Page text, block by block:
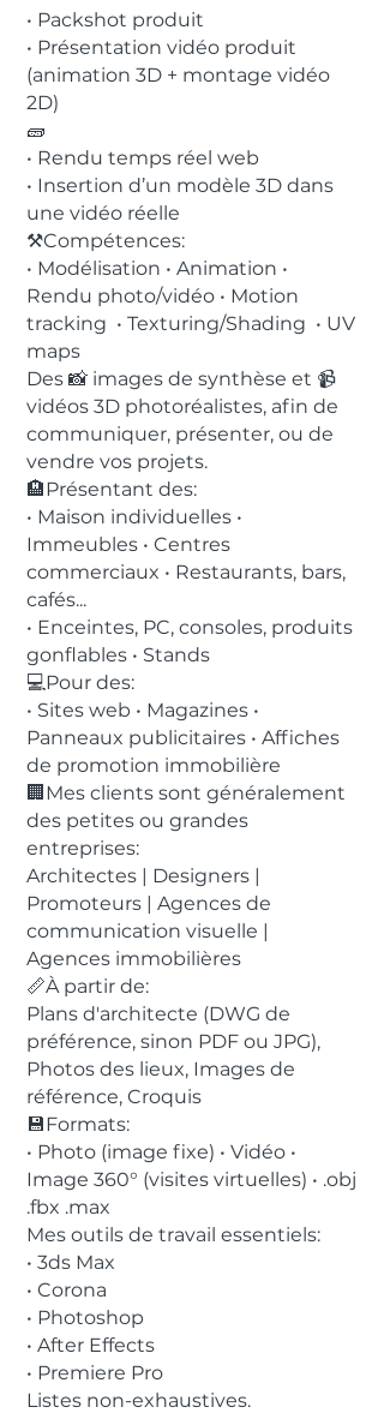
• Packshot produit
• Présentation vidéo produit
(animation 3D + montage vidéo
2D)
🧱
• Rendu temps réel web
• Insertion d’un modèle 3D dans
une vidéo réelle
⚒️Compétences:
• Modélisation • Animation •
Rendu photo/vidéo • Motion
tracking • Texturing/Shading • UV
maps
Des 📸 images de synthèse et 📹
vidéos 3D photoréalistes, afin de
communiquer, présenter, ou de
vendre vos projets.
🏨Présentant des:
• Maison individuelles •
Immeubles • Centres
commerciaux • Restaurants, bars,
cafés...
• Enceintes, PC, consoles, produits
gonflables • Stands
💻Pour des:
• Sites web • Magazines •
Panneaux publicitaires • Affiches
de promotion immobilière
🏢Mes clients sont généralement
des petites ou grandes
entreprises:
Architectes | Designers |
Promoteurs | Agences de
communication visuelle |
Agences immobilières
📏À partir de:
Plans d'architecte (DWG de
préférence, sinon PDF ou JPG),
Photos des lieux, Images de
référence, Croquis
💾Formats:
• Photo (image fixe) • Vidéo •
Image 360° (visites virtuelles) • .obj
.fbx .max
Mes outils de travail essentiels:
• 3ds Max
• Corona
• Photoshop
• After Effects
• Premiere Pro
Listes non-exhaustives.